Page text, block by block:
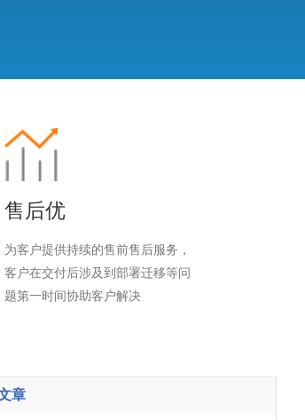
售后优
为客户提供持续的售前售后服务，
客户在交付后涉及到部署迁移等问
题第一时间协助客户解决
章